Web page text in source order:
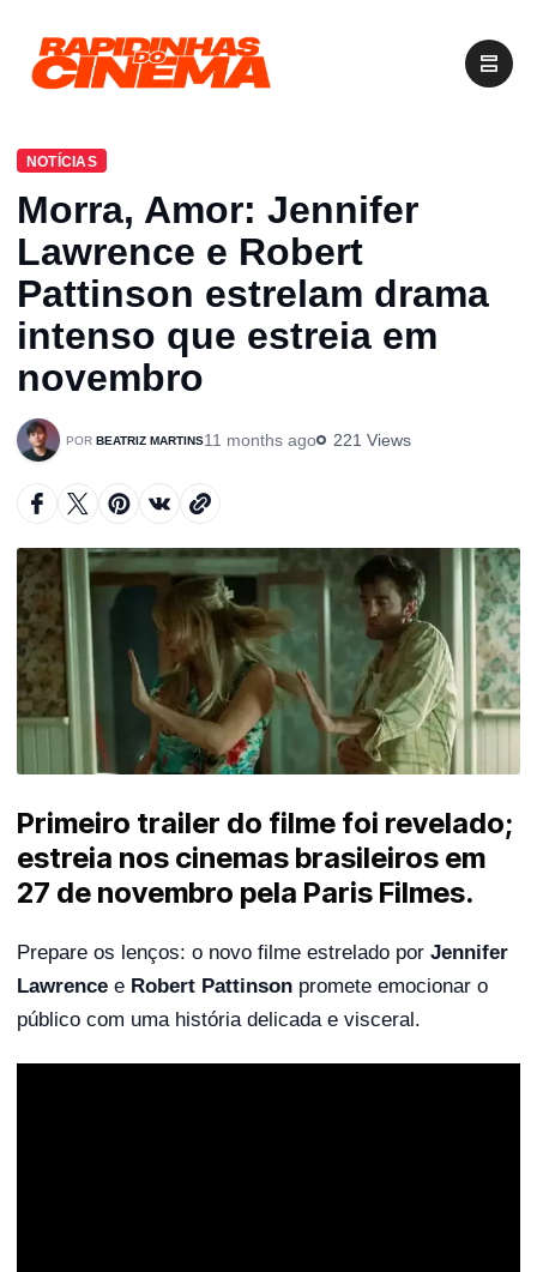
Morra, Amor: Jennifer
Lawrence e Robert
Pattinson estrelam drama
intenso que estreia em
novembro
BEATRIZ MARTINS
NOTÍCIAS
11 months ago 221 Views
Primeiro trailer do filme foi revelado;
estreia nos cinemas brasileiros em
27 de novembro pela Paris Filmes.
Prepare os lenços: o novo filme estrelado por Jennifer
Lawrence e Robert Pattinson promete emocionar o
público com uma história delicada e visceral.